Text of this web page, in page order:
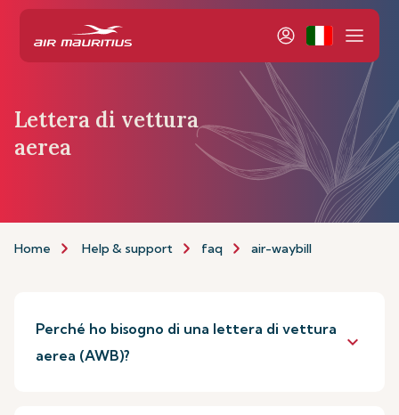
Lettera di vettura
aerea
Home Help & support faq air-waybill
Perché ho bisogno di una lettera di vettura
aerea (AWB)?
keyboard_arrow_down